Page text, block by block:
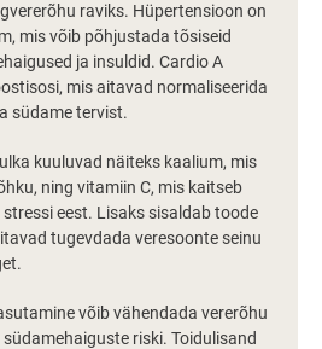
raviks. Hüpertensioon on
mis võib põhjustada tõsiseid
ja insuldid. Cardio A
mis aitavad normaliseerida
südame tervist.
kuuluvad näiteks kaalium, mis
ning vitamiin C, mis kaitseb
eest. Lisaks sisaldab toode
tugevdada veresoonte seinu
võib vähendada vererõhu
riski. Toidulisand